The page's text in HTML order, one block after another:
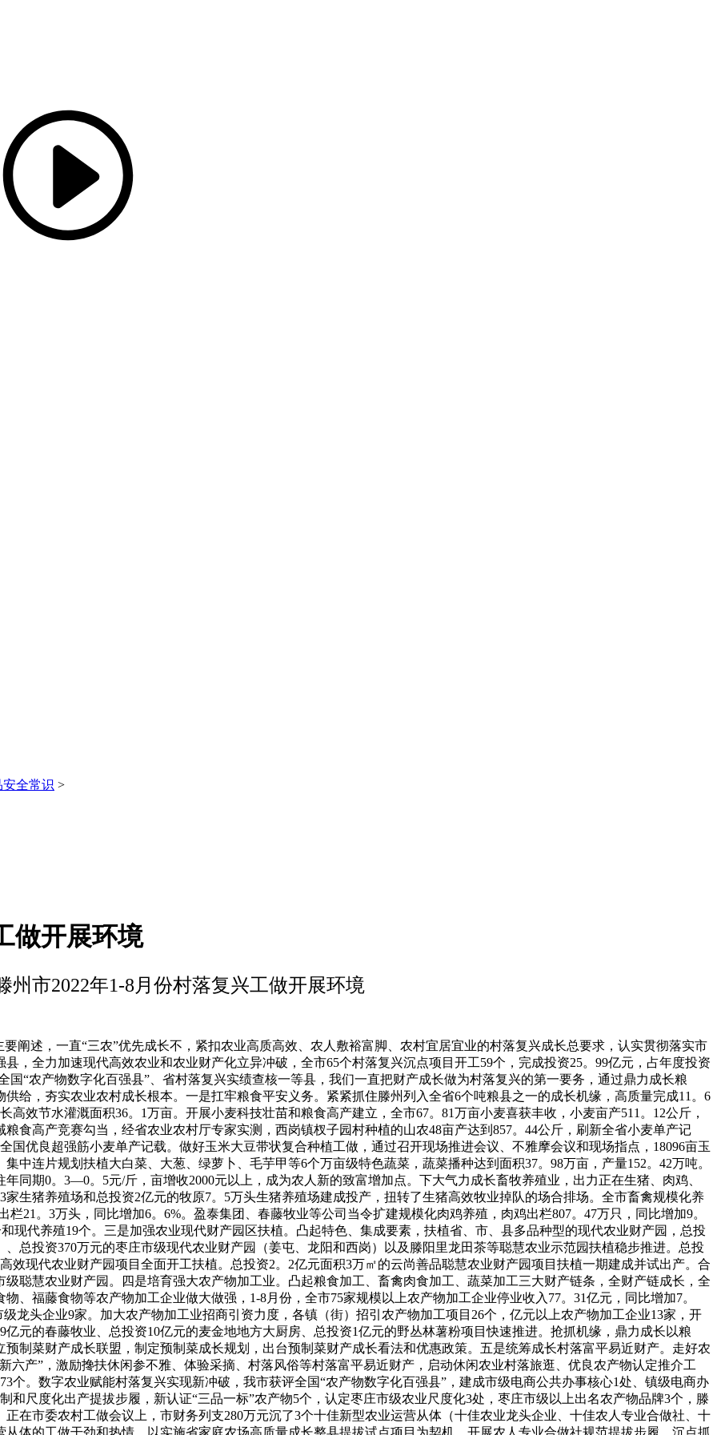
安全常识 >
做开展环境
州市2022年1-8月份村落复兴工做开展环境
述，一直“三农”优先成长不，紧扣农业高质高效、农人敷裕富脚、农村宜居宜业的村落复兴成长总要求，认实贯彻落实市
，全力加速现代高效农业和农业财产化立异冲破，全市65个村落复兴沉点项目开工59个，完成投资25。99亿元，占年度投资
国“农产物数字化百强县”、省村落复兴实绩查核一等县，我们一直把财产成长做为村落复兴的第一要务，通过鼎力成长粮
给，夯实农业农村成长根本。一是扛牢粮食平安义务。紧紧抓住滕州列入全省6个吨粮县之一的成长机缘，高质量完成11。6
效节水灌溉面积36。1万亩。开展小麦科技壮苗和粮食高产建立，全市67。81万亩小麦喜获丰收，小麦亩产511。12公斤，
食高产竞赛勾当，经省农业农村厅专家实测，西岗镇杈子园村种植的山农48亩产达到857。44公斤，刷新全省小麦单产记
国优良超强筋小麦单产记载。做好玉米大豆带状复合种植工做，通过召开现场推进会议、不雅摩会议和现场指点，18096亩玉
中连片规划扶植大白菜、大葱、绿萝卜、毛芋甲等6个万亩级特色蔬菜，蔬菜播种达到面积37。98万亩，产量152。42万吨。
同期0。3—0。5元/斤，亩增收2000元以上，成为农人新的致富增加点。下大气力成长畜牧养殖业，出力正在生猪、肉鸡、
生猪养殖场和总投资2亿元的牧原7。5万头生猪养殖场建成投产，扭转了生猪高效牧业掉队的场合排场。全市畜禽规模化养
21。3万头，同比增加6。6%。盈泰集团、春藤牧业等公司当令扩建规模化肉鸡养殖，肉鸡出栏807。47万只，同比增加9。
现代养殖19个。三是加强农业现代财产园区扶植。凸起特色、集成要素，扶植省、市、县多品种型的现代农业财产园，总投
总投资370万元的枣庄市级现代农业财产园（姜屯、龙阳和西岗）以及滕阳里龙田茶等聪慧农业示范园扶植稳步推进。总投
效现代农业财产园项目全面开工扶植。总投资2。2亿元面积3万㎡的云尚善品聪慧农业财产园项目扶植一期建成并试出产。合
聪慧农业财产园。四是培育强大农产物加工业。凸起粮食加工、畜禽肉食加工、蔬菜加工三大财产链条，全财产链成长，全
、福藤食物等农产物加工企业做大做强，1-8月份，全市75家规模以上农产物加工企业停业收入77。31亿元，同比增加7。
龙头企业9家。加大农产物加工业招商引资力度，各镇（街）招引农产物加工项目26个，亿元以上农产物加工企业13家，开
元的春藤牧业、总投资10亿元的麦金地地方大厨房、总投资1亿元的野丛林薯粉项目快速推进。抢抓机缘，鼎力成长以粮
制菜财产成长联盟，制定预制菜成长规划，出台预制菜财产成长看法和优惠政策。五是统筹成长村落富平易近财产。走好农
六产”，激励搀扶休闲参不雅、体验采摘、村落风俗等村落富平易近财产，启动休闲农业村落旅逛、优良农产物认定推介工
个。数字农业赋能村落复兴实现新冲破，我市获评全国“农产物数字化百强县”，建成市级电商公共办事核心1处、镇级电商办
和尺度化出产提拔步履，新认证“三品一标”农产物5个，认定枣庄市级农业尺度化3处，枣庄市级以上出名农产物品牌3个，滕
在市委农村工做会议上，市财务列支280万元沉了3个十佳新型农业运营从体（十佳农业龙头企业、十佳农人专业合做社、十
体的工做干劲和热情。以实施省家庭农场高质量成长整县提拔试点项目为契机，开展农人专业合做社规范提拔步履，沉点抓